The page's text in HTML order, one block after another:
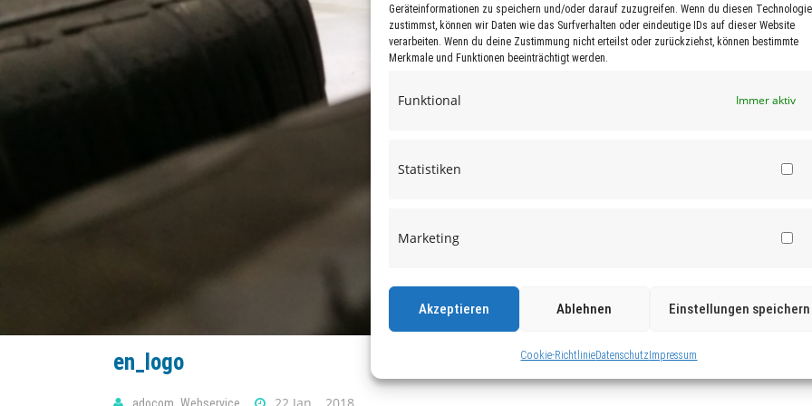
Geräteinformationen zu speichern und/oder darauf zuzugreifen. Wenn du diesen
zustimmst, können wir Daten wie das Surfverhalten oder eindeutige IDs auf dieser Website
verarbeiten. Wenn du deine Zustimmung nicht erteilst oder zurückziehst, können bestimmte
Merkmale und Funktionen beeinträchtigt werden.
Funktional Immer aktiv
Statistiken
Marketing
Akzeptieren Ablehnen Einstellungen speichern
Cookie-RichtlinieDatenschutzImpressum
en_logo
adocom_Webservice 22 Jan. , 2018